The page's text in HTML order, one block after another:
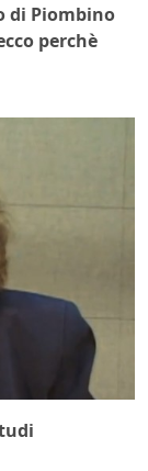
di Piombino
perchè